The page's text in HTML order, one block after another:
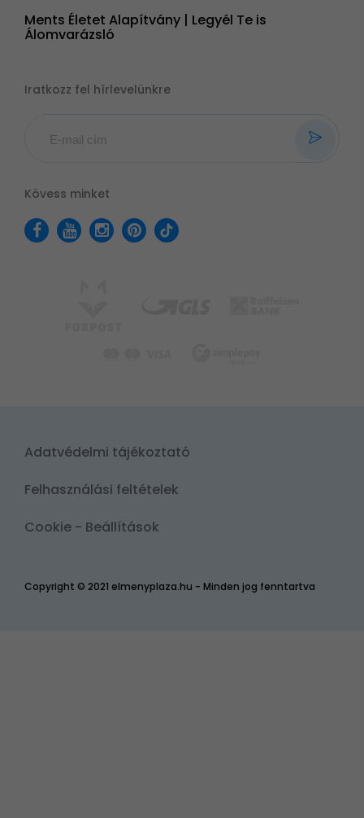
Ments Életet Alapítvány | Legyél Te is
Álomvarázsló
Iratkozz fel hírlevelünkre
Kövess minket
Copyright © 2021 elmenyplaza.hu - Minden jog fenntartva
Adatvédelmi tájékoztató
Felhasználási feltételek
Cookie - Beállítások